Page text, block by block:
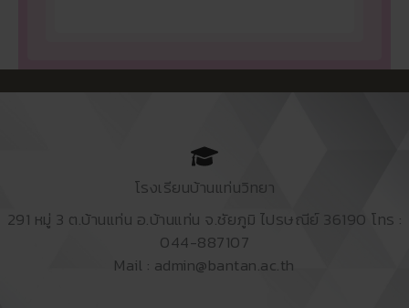
โรงเรียนบ้านแท่นวิทยา
291 หมู่ 3 ต.บ้านแท่น อ.บ้านแท่น จ.ชัยภูมิ ไปรษณีย์ 36190 โทร :
044-887107
Mail : admin@bantan.ac.th